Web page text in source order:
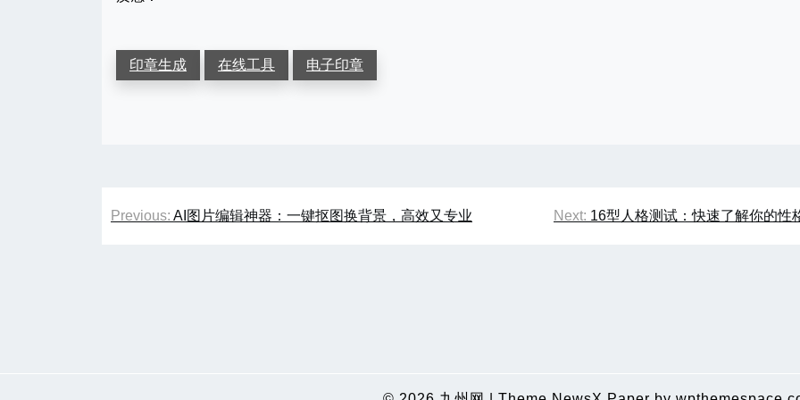
印章生成 在线工具 电子印章
文
Previous: AI图片编辑神器：一键抠图换背景，高效又专业 Next: 16型人格测试：快速了解你的性